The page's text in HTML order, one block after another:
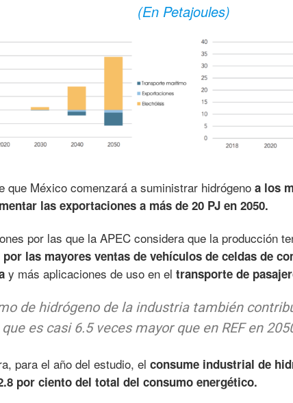
(En Petajoules)
que México comenzará a suministrar hidrógeno a los
las exportaciones a más de 20 PJ en 2050.
por las que la APEC considera que la producción
por las mayores ventas de vehículos de celdas de
y más aplicaciones de uso en el transporte de
de hidrógeno de la industria también
es casi 6.5 veces mayor que en REF en
para el año del estudio, el consume industrial de
por ciento del total del consumo energético.